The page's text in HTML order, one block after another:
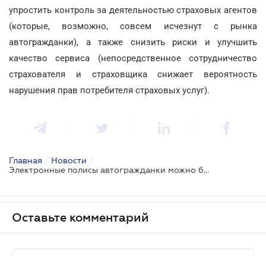
упростить контроль за деятельностью страховых агентов
(которые, возможно, совсем исчезнут с рынка
автогражданки), а также снизить риски и улучшить
качество сервиса (непосредственное сотрудничество
страхователя и страховщика снижает вероятность
нарушения прав потребителя страховых услуг).
Главная / Новости /
Электронные полисы автогражданки можно будет купить уже в текущем году
Оставьте комментарий